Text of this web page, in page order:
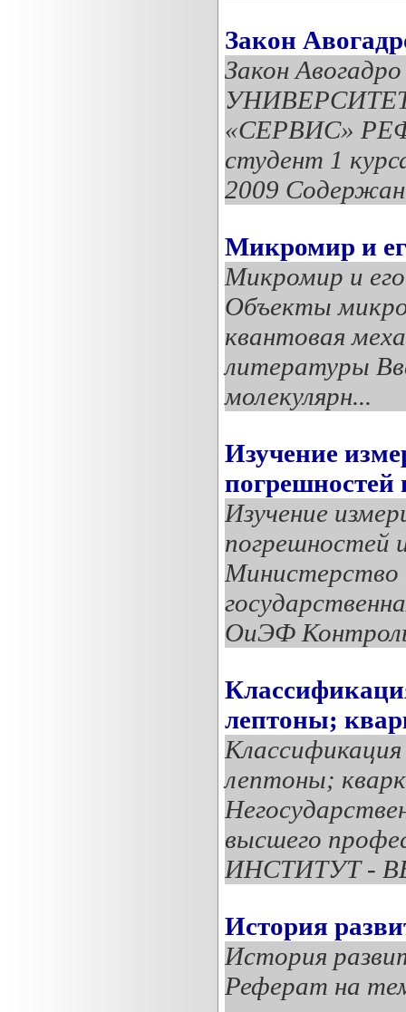
Закон
Закон
«СЕРВИС»
студент 1
2009
Микромир и
Микромир и
Объекты
квантовая
литературы
молекулярн...
Изучение
погрешностей
Изучение
погрешностей
Министерство
ОиЭФ
лептоны;
лептоны;
высшего
ИНСТИТУТ -
История
История
Реферат на